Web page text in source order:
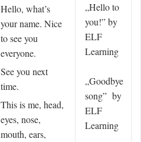
Hello, what’s
your name. Nice
to see you
everyone.
See you next
time.
This is me, head,
eyes, nose,
mouth, ears,
„Hello to
you!” by
ELF
Learning
„Goodbye
song” by
ELF
Learning